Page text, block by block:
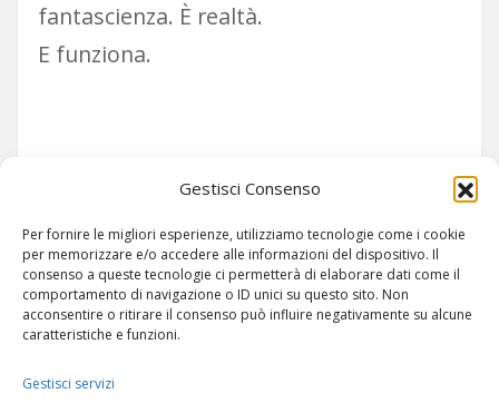
Gestisci Consenso
Per fornire le migliori esperienze, utilizziamo tecnologie come i cookie
per memorizzare e/o accedere alle informazioni del dispositivo. Il
consenso a queste tecnologie ci permetterà di elaborare dati come il
comportamento di navigazione o ID unici su questo sito. Non
acconsentire o ritirare il consenso può influire negativamente su alcune
caratteristiche e funzioni.
Gestisci servizi
fantascienza. È realtà.
E funziona.
Siamo su TELEGRAM!